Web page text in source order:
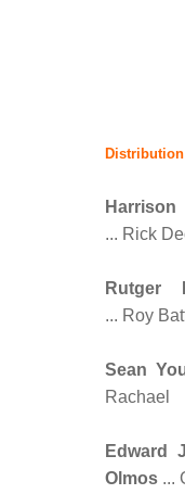
Distribution
... Rick
Rutger
... Roy
Sean
Rachael
Edward
Olmos...